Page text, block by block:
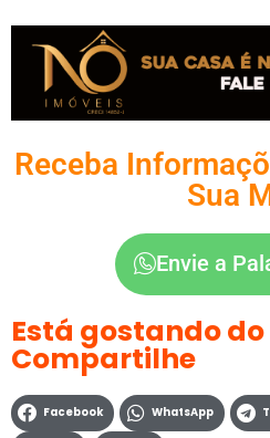
Receba
Sua
Envie a
Está gostando
Compartilhe
Facebook WhatsApp